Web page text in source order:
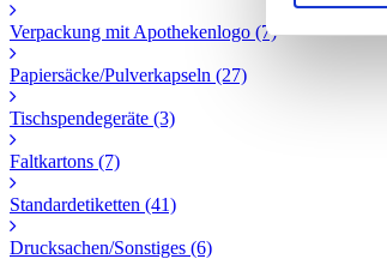
Verpackung mit Apothekenlogo (7)
Papiersäcke/Pulverkapseln (27)
Tischspendegeräte (3)
Faltkartons (7)
Standardetiketten (41)
Drucksachen/Sonstiges (6)